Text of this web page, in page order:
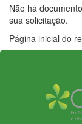
Não há
sua solicitação.
Página inicial do